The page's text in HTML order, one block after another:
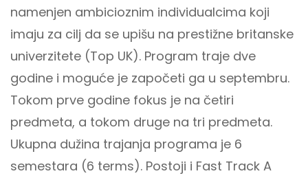
namenjen ambicioznim individualcima koji
imaju za cilj da se upišu na prestižne britanske
univerzitete (Top UK). Program traje dve
godine i moguće je započeti ga u septembru.
Tokom prve godine fokus je na četiri
predmeta, a tokom druge na tri predmeta.
Ukupna dužina trajanja programa je 6
semestara (6 terms). Postoji i Fast Track A